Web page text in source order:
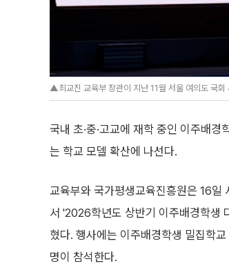
▲최교진 교육부 장관이 지난 11월 서울 여의도 국
국내 초·중·고교에 재학 중인 이주배
는 학교 모델 확산에 나선다.
교육부와 국가평생교육진흥원은 16일
서 '2026학년도 상반기 이주배경학생
혔다. 행사에는 이주배경학생 밀집학
명이 참석한다.